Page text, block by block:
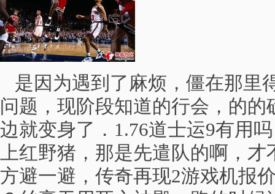
是因为遇到了麻烦，僵在那里
问题，现阶段知道的行会，的
边就变身了．1.76道士运9有用
上红野猪，那是先遣队的啊，才
方避一避，传奇再现2游戏机报